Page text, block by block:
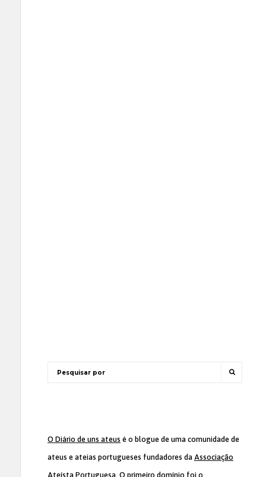
O Diário de uns ateus é o blogue de uma comunidade de
ateus e ateias portugueses fundadores da Associação
Ateísta Portuguesa. O primeiro domínio foi o